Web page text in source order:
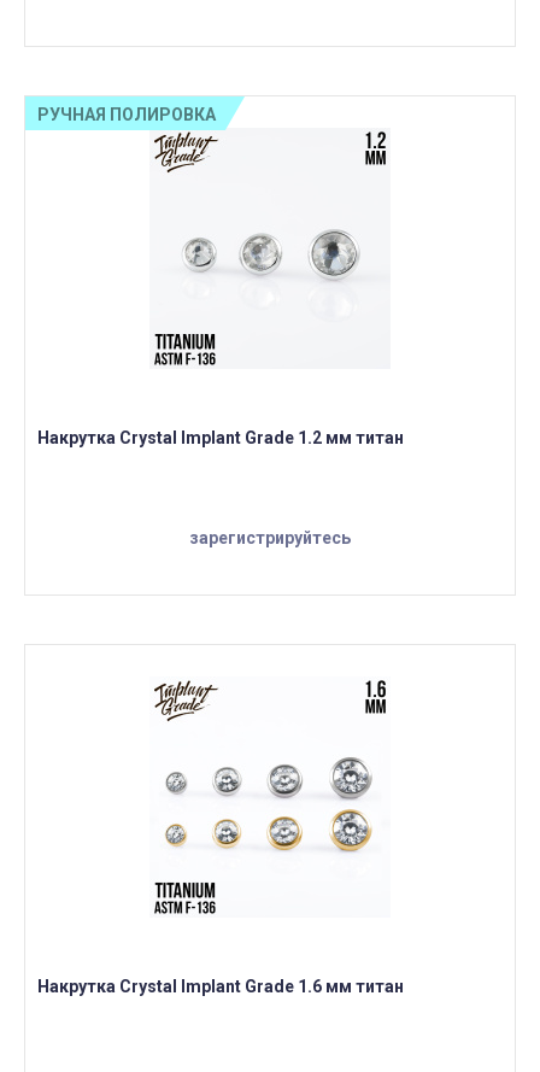
Накрутка Crystal Implant Grade 1.2 мм титан
зарегистрируйтесь
РУЧНАЯ ПОЛИРОВКА
Накрутка Crystal Implant Grade 1.6 мм титан